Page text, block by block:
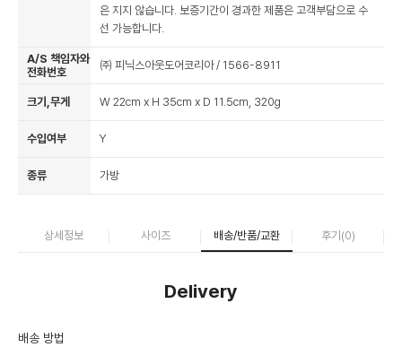
은 지지 않습니다. 보증기간이 경과한 제품은 고객부담으로 수
선 가능합니다.
A/S 책임자와
전화번호
㈜ 피닉스아웃도어코리아 / 1566-8911
크기,무게 W 22cm x H 35cm x D 11.5cm, 320g
수입여부 Y
종류 가방
상세정보 사이즈 배송/반품/교환 후기(0)
Delivery
배송 방법